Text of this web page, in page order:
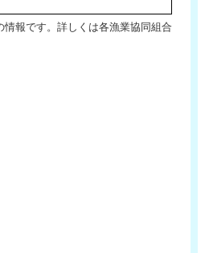
報です。詳しくは各漁業協同組合